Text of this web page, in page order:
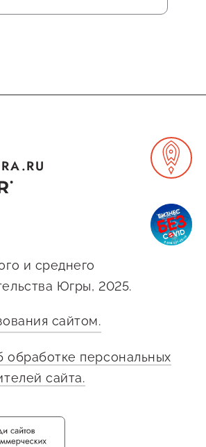
и среднего
Югры, 2025.
сайтом.
персональных
сайта.